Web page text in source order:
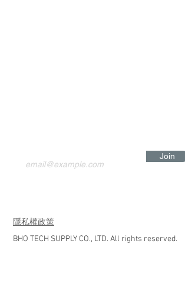
Join
​隱私權政策
BHO TECH SUPPLY CO., LTD. All rights reserved.